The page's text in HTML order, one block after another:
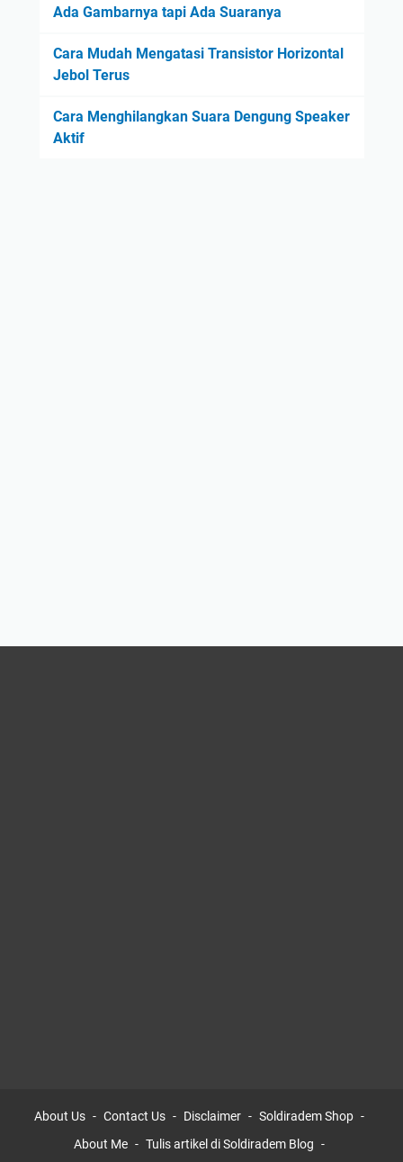
Ada Gambarnya tapi Ada Suaranya
Cara Mudah Mengatasi Transistor Horizontal
Jebol Terus
Cara Menghilangkan Suara Dengung Speaker
Aktif
About Us Contact Us Disclaimer
Soldiradem Shop
About Me
Tulis artikel di Soldiradem Blog